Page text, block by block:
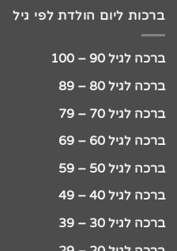
ברכות ליום הולדת לפי גיל
ברכה לגיל 90 – 100
ברכה לגיל 80 – 89
ברכה לגיל 70 – 79
ברכה לגיל 60 – 69
ברכה לגיל 50 – 59
ברכה לגיל 40 – 49
ברכה לגיל 30 – 39